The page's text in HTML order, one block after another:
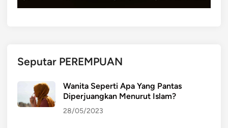
Seputar PEREMPUAN
Wanita Seperti Apa Yang Pantas
Diperjuangkan Menurut Islam?
28/05/2023